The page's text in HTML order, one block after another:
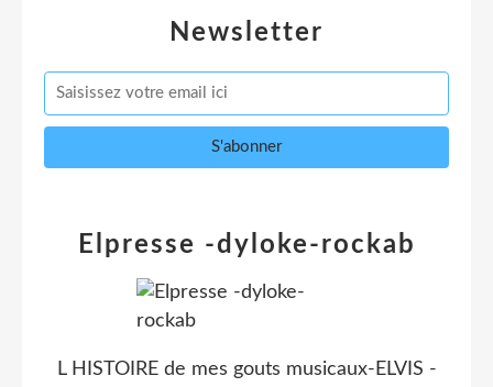
Newsletter
Elpresse -dyloke-rockab
L HISTOIRE de mes gouts musicaux-ELVIS -